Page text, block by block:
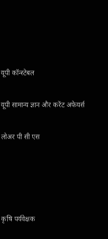
यूपी कॉन्स्टेबल
यूपी सामान्य ज्ञान और करेंट अफेयर्स
लोअर पी सी एस
कृषि पर्यवेक्षक